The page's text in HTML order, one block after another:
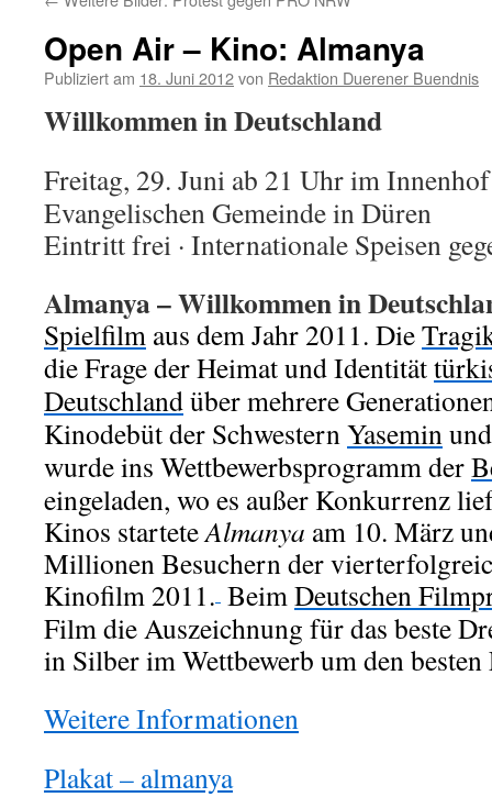
Open Air – Kino: Almanya
Publiziert am 18. Juni 2012von Redaktion Duerener Buendnis
Willkommen in Deutschland
Freitag, 29. Juni ab 21 Uhr im Innenhof
Evangelischen Gemeinde in Düren
Eintritt frei · Internationale Speisen
Almanya – Willkommen in
Spielfilm aus dem Jahr 2011. Die
die Frage der Heimat und Identität
Deutschlandüber mehrere
Kinodebüt der SchwesternYasemin
wurde ins Wettbewerbsprogramm der
eingeladen, wo es außer Konkurrenz
Kinos starteteAlmanya am 10. März
Millionen Besuchern der
Kinofilm 2011. BeimDeutschen
Film die Auszeichnung für das beste
in Silber im Wettbewerb um den
Weitere Informationen
Plakat – almanya